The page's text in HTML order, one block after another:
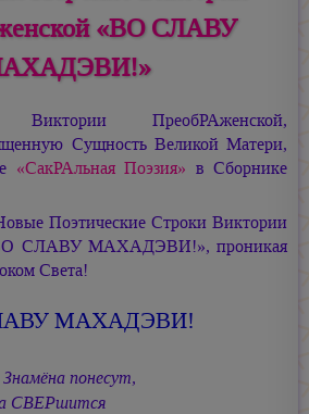
«ВО СЛАВУ
Виктории ПреобРАженской,
Сущность Великой Матери,
«СакРАльная Поэзия» в Сборнике
Поэтические Строки Виктории
СЛАВУ МАХАДЭВИ!», проникая
Света!
МАХАДЭВИ!
понесут,
СВЕРшится